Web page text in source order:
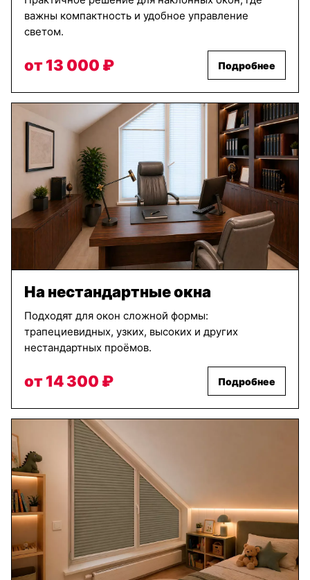
важны компактность и удобное управление
светом.
от 13 000 ₽ Подробнее
На нестандартные окна
Подходят для окон сложной формы:
трапециевидных, узких, высоких и других
нестандартных проёмов.
от 14 300 ₽ Подробнее